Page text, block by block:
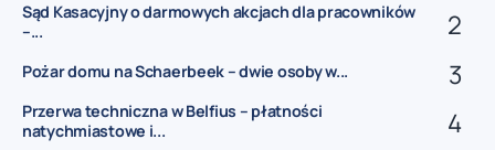
Sąd Kasacyjny o darmowych akcjach dla pracowników
–...
Pożar domu na Schaerbeek – dwie osoby w...
Przerwa techniczna w Belfius – płatności
natychmiastowe i...